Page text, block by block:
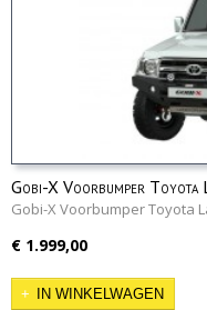
Gobi-X Voorbumper
Gobi-X Voorbumper Toyota
€ 1.999,00
IN WINKELWAGEN